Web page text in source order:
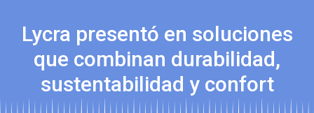
Lycra presentó en soluciones
que combinan durabilidad,
sustentabilidad y confort